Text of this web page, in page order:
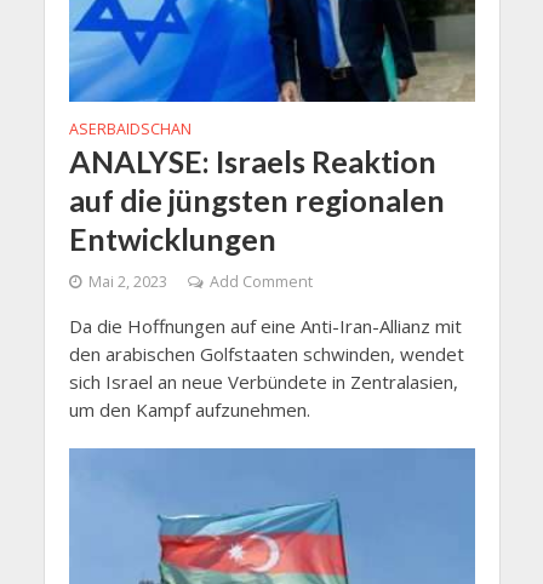
ASERBAIDSCHAN
ANALYSE: Israels Reaktion
auf die jüngsten regionalen
Entwicklungen
Mai 2, 2023 Add Comment
Da die Hoffnungen auf eine Anti-Iran-Allianz mit
den arabischen Golfstaaten schwinden, wendet
sich Israel an neue Verbündete in Zentralasien,
um den Kampf aufzunehmen.